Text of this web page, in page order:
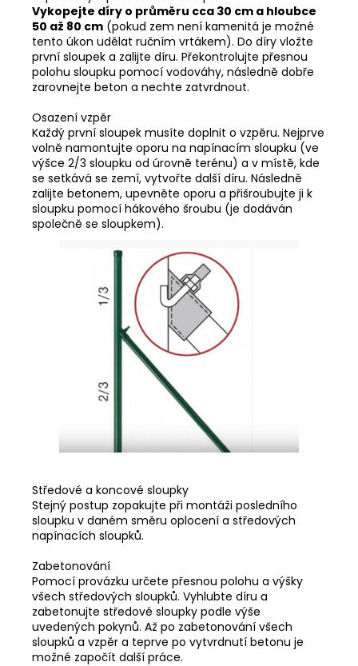
Vykopejte díry o průměru cca 30 cm a hloubce
50 až 80 cm (pokud zem není kamenitá je možné
tento úkon udělat ručním vrtákem). Do díry vložte
první sloupek a zalijte díru. Překontrolujte přesnou
polohu sloupku pomocí vodováhy, následně dobře
zarovnejte beton a nechte zatvrdnout.
Osazení vzpěr
Každý první sloupek musíte doplnit o vzpěru. Nejprve
volně namontujte oporu na napínacím sloupku (ve
výšce 2/3 sloupku od úrovně terénu) a v místě, kde
se setkává se zemí, vytvořte další díru. Následně
zalijte betonem, upevněte oporu a přišroubujte ji k
sloupku pomocí hákového šroubu (je dodáván
společně se sloupkem).
Středové a koncové sloupky
Stejný postup zopakujte při montáži posledního
sloupku v daném směru oplocení a středových
napínacích sloupků.
Zabetonování
Pomocí provázku určete přesnou polohu a výšky
všech středových sloupků. Vyhlubte díru a
zabetonujte středové sloupky podle výše
uvedených pokynů. Až po zabetonování všech
sloupků a vzpěr a teprve po vytvrdnutí betonu je
možné započít další práce.